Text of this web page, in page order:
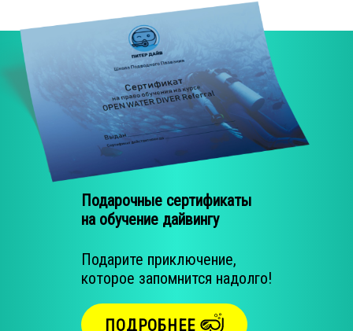
Рассказы
Мальдивы в феврале 2022 года
Аренда снаряжения
Подарочные сертификаты
на обучение дайвингу
Подарите приключение,
которое запомнится надолго!
ПОДРОБНЕЕ